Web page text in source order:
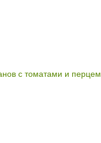
с томатами и перцем